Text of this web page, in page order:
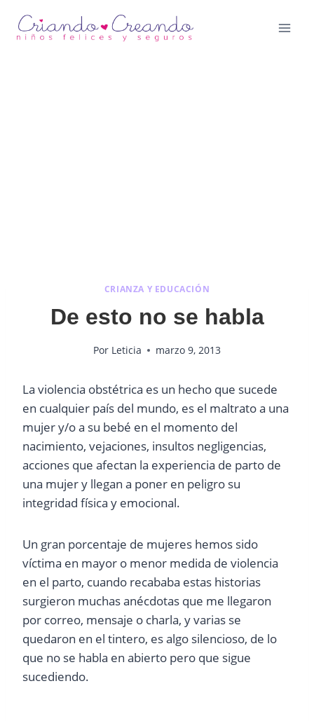
CRIANZA Y EDUCACIÓN
De esto no se habla
Por Leticia marzo 9, 2013
La violencia obstétrica es un hecho que sucede
en cualquier país del mundo, es el maltrato a una
mujer y/o a su bebé en el momento del
nacimiento, vejaciones, insultos negligencias,
acciones que afectan la experiencia de parto de
una mujer y llegan a poner en peligro su
integridad física y emocional.
Un gran porcentaje de mujeres hemos sido
víctima en mayor o menor medida de violencia
en el parto, cuando recababa estas historias
surgieron muchas anécdotas que me llegaron
por correo, mensaje o charla, y varias se
quedaron en el tintero, es algo silencioso, de lo
que no se habla en abierto pero que sigue
sucediendo.